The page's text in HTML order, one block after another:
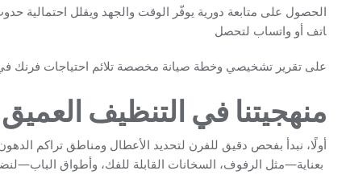
الحصول على متابعة دورية يوفّر الوقت والجهد ويقلل احتمالية
اتف أو واتساب لتحصل
على تقرير تشخيصي وخطة صيانة مخصصة تلائم احتياجات فرنك
منهجيتنا في التنظيف العميق
أولًا، نبدأ بفحص دقيق للفرن لتحديد الأعطال ومناطق تراكم الدهون
بعناية—مثل الرفوف، السخانات القابلة للفك، وأطواق